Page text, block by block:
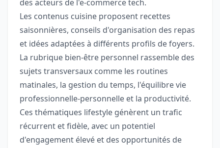
des acteurs de l'e-commerce tech.
Les contenus cuisine proposent recettes
saisonnières, conseils d'organisation des repas
et idées adaptées à différents profils de foyers.
La rubrique bien-être personnel rassemble des
sujets transversaux comme les routines
matinales, la gestion du temps, l'équilibre vie
professionnelle-personnelle et la productivité.
Ces thématiques lifestyle génèrent un trafic
récurrent et fidèle, avec un potentiel
d'engagement élevé et des opportunités de